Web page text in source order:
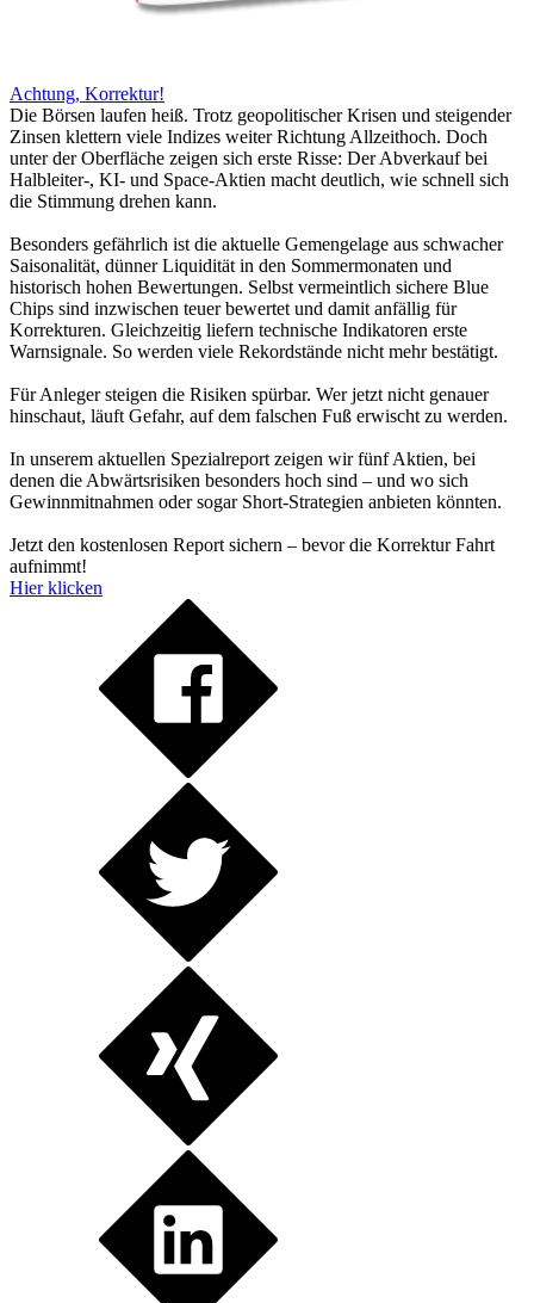
Achtung, Korrektur!
Die Börsen laufen heiß. Trotz geopolitischer Krisen und steigender
Zinsen klettern viele Indizes weiter Richtung Allzeithoch. Doch
unter der Oberfläche zeigen sich erste Risse: Der Abverkauf bei
Halbleiter-, KI- und Space-Aktien macht deutlich, wie schnell sich
die Stimmung drehen kann.
Besonders gefährlich ist die aktuelle Gemengelage aus schwacher
Saisonalität, dünner Liquidität in den Sommermonaten und
historisch hohen Bewertungen. Selbst vermeintlich sichere Blue
Chips sind inzwischen teuer bewertet und damit anfällig für
Korrekturen. Gleichzeitig liefern technische Indikatoren erste
Warnsignale. So werden viele Rekordstände nicht mehr bestätigt.
Für Anleger steigen die Risiken spürbar. Wer jetzt nicht genauer
hinschaut, läuft Gefahr, auf dem falschen Fuß erwischt zu werden.
In unserem aktuellen Spezialreport zeigen wir fünf Aktien, bei
denen die Abwärtsrisiken besonders hoch sind – und wo sich
Gewinnmitnahmen oder sogar Short-Strategien anbieten könnten.
Jetzt den kostenlosen Report sichern – bevor die Korrektur Fahrt
aufnimmt!
Hier klicken